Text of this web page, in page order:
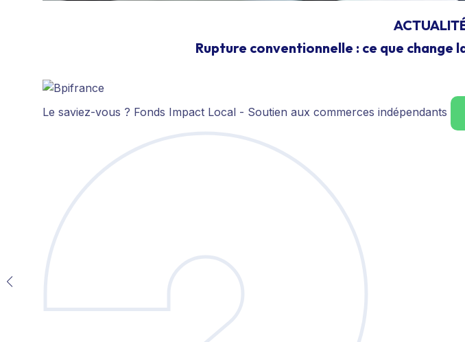
Rupture conventionnelle : ce que change
Le saviez-vous ? Fonds Impact Local - Soutien aux commerces indépendants